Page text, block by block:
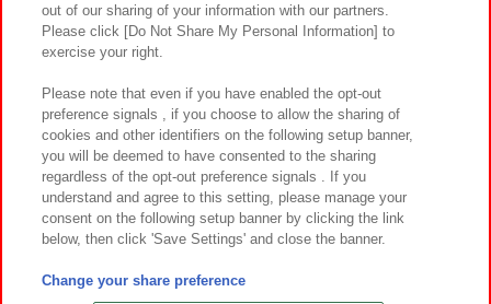
プライバシーポリシー ウェブアクセシビリティ方針と検証結果
お取引先さまとともに
カスタマーハラスメント対応方針 よくあるご質問・お問い合わせ
©Bandai Namco Amusement Inc.
©Bandai Namco Amusement Lab Inc.
out of our sharing of your information with our partners.
Please click [Do Not Share My Personal Information] to
exercise your right.
Please note that even if you have enabled the opt-out
preference signals , if you choose to allow the sharing of
cookies and other identifiers on the following setup banner,
you will be deemed to have consented to the sharing
regardless of the opt-out preference signals . If you
understand and agree to this setting, please manage your
consent on the following setup banner by clicking the link
below, then click 'Save Settings' and close the banner.
Change your share preference